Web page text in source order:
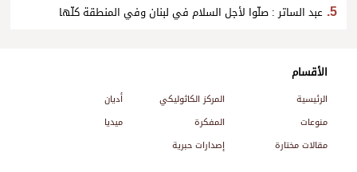
عبد الساتر : صلّوا لأجل السلام في لبنان وفي المنطقة كلّها
الأقسام
الرئيسية المركز الكاثوليكي
أديان
منوعات
المفكرة
ميديا
مقالات مختارة
إصدارات حبرية